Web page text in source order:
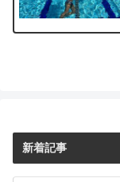
新着記事